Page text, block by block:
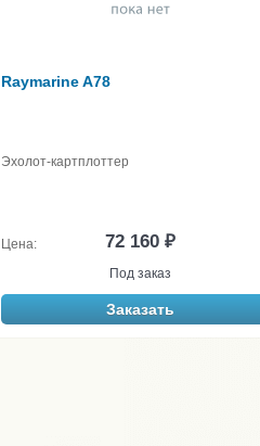
Raymarine A78
Эхолот-картплоттер
Цена: 72 160 ₽
Под заказ
Заказать